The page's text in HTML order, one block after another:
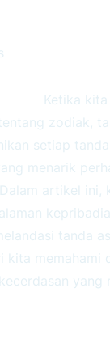
Ketika kita
zodiak,
setiap
menarik
artikel ini,
tanda
kita memahami
yang